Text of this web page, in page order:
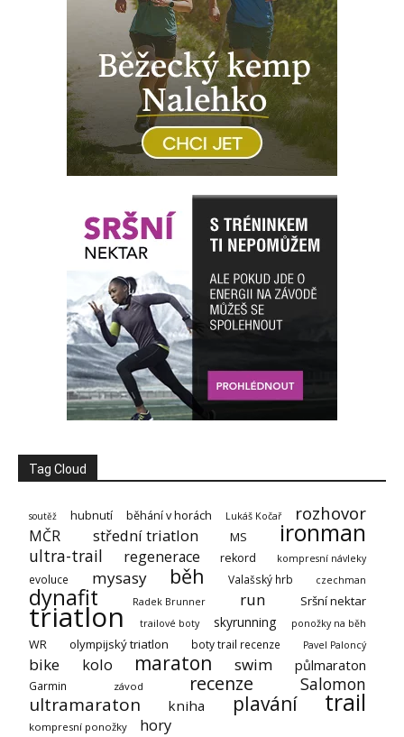
Tag Cloud
soutěž hubnutí běhání v horách Lukáš Kočař rozhovor
MČR střední triatlon MS ironman
ultra-trail regenerace rekord kompresní návleky
evoluce mysasy běh Valašský hrb czechman
dynafit Radek Brunner run Sršní nektar
triatlon trailové boty skyrunning ponožky na běh
WR olympijský triatlon boty trail recenze Pavel Paloncý
bike kolo maraton swim půlmaraton
Garmin závod recenze Salomon
ultramaraton kniha plavání trail
kompresní ponožky hory